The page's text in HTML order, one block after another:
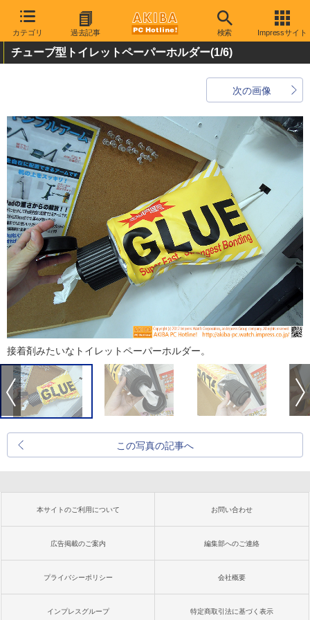
カテゴリ 過去記事 検索 Impressサイト
チューブ型トイレットペーパーホルダー(1/6)
次の画像
接着剤みたいなトイレットペーパーホルダー。
この写真の記事へ
本サイトのご利用について お問い合わせ
広告掲載のご案内 編集部へのご連絡
プライバシーポリシー 会社概要
インプレスグループ 特定商取引法に基づく表示